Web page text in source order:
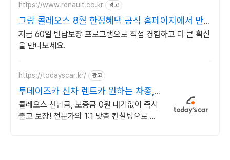
https://www.renault.co.kr 광고
그랑 콜레오스 8월 한정혜택 공식 홈페이지에서 만
나보세요
지금 60일 반납보장 프로그램으로 직접 경험하고 더 큰 확신
을 만나보세요.
https://todayscar.kr/ 광고
투데이즈카 신차 렌트카 원하는 차종,
원하는 조건
콜레오스 선납금, 보증금 0원 대기없이 즉시
출고 보장! 전문가의 1:1 맞춤 컨설팅으로 합